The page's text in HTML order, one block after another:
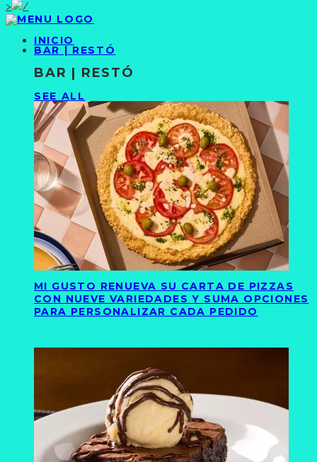
>
INICIO
BAR | RESTÓ
BAR | RESTÓ
SEE ALL
MI GUSTO RENUEVA SU CARTA DE PIZZAS
CON NUEVE VARIEDADES Y SUMA OPCIONES
PARA PERSONALIZAR CADA PEDIDO